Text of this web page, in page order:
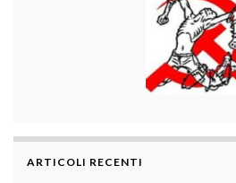
ARTICOLI RECENTI